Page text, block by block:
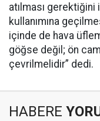
atılması gerektiğini
kullanımına
içinde de hava
göğse değil; ön
çevrilmelidir” dedi.
HABERE